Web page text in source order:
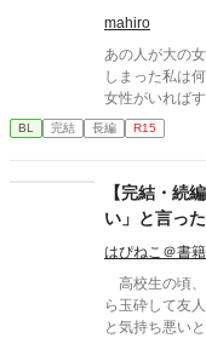
mahiro
あの人が大の
しまった私は
女性がいれば
やつでしょう
ながらなかな
BL 完結 長編 R15
【完結・続
い」と言っ
ました。
はぴねこ＠書
高校生の頃、片想い
ら玉砕して友
と気持ち悪い